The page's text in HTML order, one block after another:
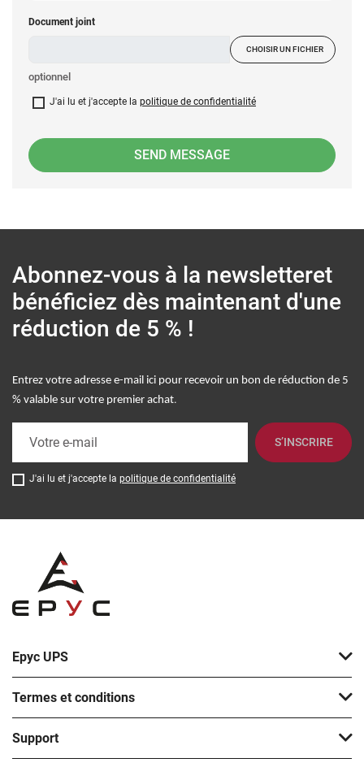
Document joint
CHOISIR UN FICHIER
optionnel
J'ai lu et j'accepte la politique de confidentialité
Abonnez-vous à la newsletteret
bénéficiez dès maintenant d'une
réduction de 5 % !
Entrez votre adresse e-mail ici pour recevoir un bon de réduction de 5
% valable sur votre premier achat.
S’INSCRIRE
J'ai lu et j'accepte la politique de confidentialité
Epyc UPS
Termes et conditions
Support